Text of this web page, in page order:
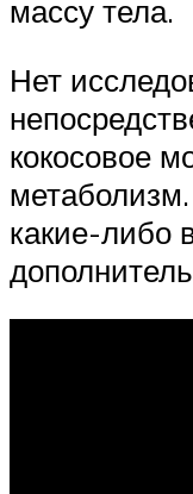
массу тела.
Нет
кокосовое
какие-либо